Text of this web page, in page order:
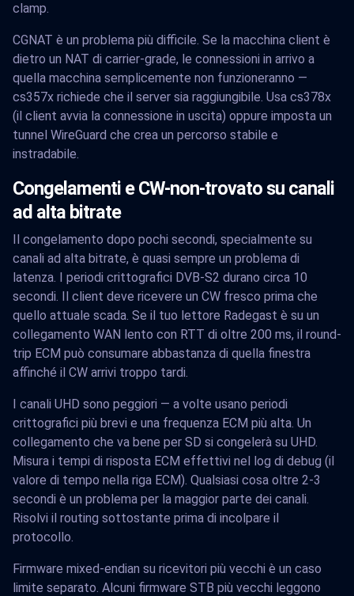
clamp.
CGNAT è un problema più difficile. Se la macchina client è
dietro un NAT di carrier-grade, le connessioni in arrivo a
quella macchina semplicemente non funzioneranno —
cs357x richiede che il server sia raggiungibile. Usa cs378x
(il client avvia la connessione in uscita) oppure imposta un
tunnel WireGuard che crea un percorso stabile e
instradabile.
Congelamenti e CW-non-trovato su canali
ad alta bitrate
Il congelamento dopo pochi secondi, specialmente su
canali ad alta bitrate, è quasi sempre un problema di
latenza. I periodi crittografici DVB-S2 durano circa 10
secondi. Il client deve ricevere un CW fresco prima che
quello attuale scada. Se il tuo lettore Radegast è su un
collegamento WAN lento con RTT di oltre 200 ms, il round-
trip ECM può consumare abbastanza di quella finestra
affinché il CW arrivi troppo tardi.
I canali UHD sono peggiori — a volte usano periodi
crittografici più brevi e una frequenza ECM più alta. Un
collegamento che va bene per SD si congelerà su UHD.
Misura i tempi di risposta ECM effettivi nel log di debug (il
valore di tempo nella riga ECM). Qualsiasi cosa oltre 2-3
secondi è un problema per la maggior parte dei canali.
Risolvi il routing sottostante prima di incolpare il
protocollo.
Firmware mixed-endian su ricevitori più vecchi è un caso
limite separato. Alcuni firmware STB più vecchi leggono